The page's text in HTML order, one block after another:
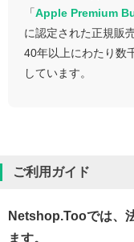
「Apple Premium
に認定された正規販
40年以上にわたり数
しています。
ご利用ガイド
Netshop.Tooでは、
ます。